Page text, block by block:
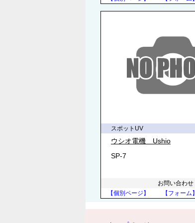
スポットUV
ウシオ電機 Ushio
SP-7
お問い合わせ
【個別ページ】
【フォーム】